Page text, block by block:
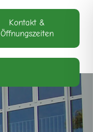
Kontakt &
Öffnungszeiten